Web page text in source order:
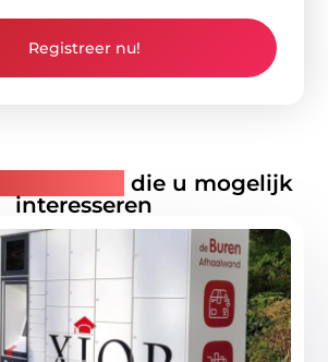
Registreer nu!
die u mogelijk
interesseren